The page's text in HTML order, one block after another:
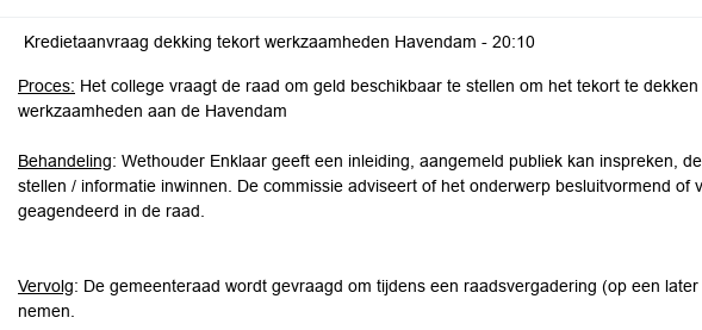
Kredietaanvraag dekking tekort werkzaamheden Havendam - 20:10
Proces: Het college vraagt de raad om geld beschikbaar te stellen om het tekort te
werkzaamheden aan de Havendam
Behandeling: Wethouder Enklaar geeft een inleiding, aangemeld publiek kan inspreken,
stellen / informatie inwinnen. De commissie adviseert of het onderwerp besluitvormend of
geagendeerd in de raad.
Vervolg: De gemeenteraad wordt gevraagd om tijdens een raadsvergadering (op een
nemen.